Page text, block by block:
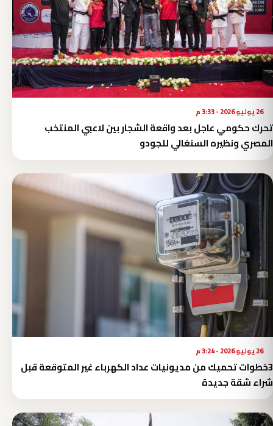
26 يوليو 2026 - 3:33 م
تحرك حكومي عاجل بعد واقعة الشجار بين لاعبي المنتخب
المصري ونظيره السنغالي للجودو
26 يوليو 2026 - 3:24 م
3خطوات تحميك من مديونيات عداد الكهرباء غير المتوقعة قبل
شراء شقة جديدة